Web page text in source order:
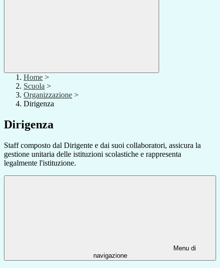
Home >
Scuola >
Organizzazione >
Dirigenza
Dirigenza
Staff composto dal Dirigente e dai suoi collaboratori, assicura la
gestione unitaria delle istituzioni scolastiche e rappresenta
legalmente l'istituzione.
Menu di
navigazione